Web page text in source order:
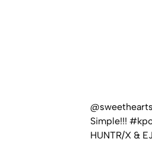
Simple!!!
HUNTR/X &